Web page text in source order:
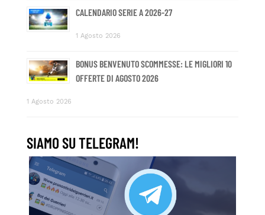
CALENDARIO SERIE A 2026-27
1 Agosto 2026
BONUS BENVENUTO SCOMMESSE: LE MIGLIORI 10
OFFERTE DI AGOSTO 2026
1 Agosto 2026
SIAMO SU TELEGRAM!